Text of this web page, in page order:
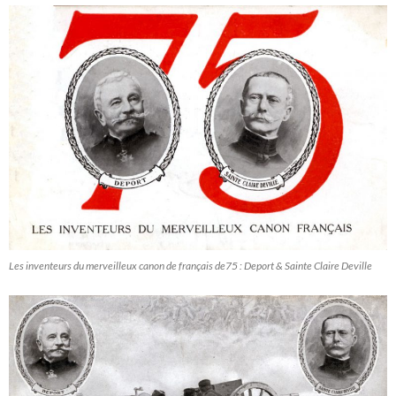
Les inventeurs du merveilleux canon de français de75 : Deport & Sainte Claire Deville